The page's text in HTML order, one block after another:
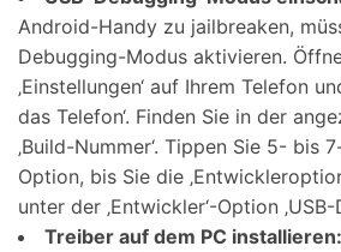
Android-Handy zu jailbreaken,
Debugging-Modus aktivieren.
‚Einstellungen‘ auf Ihrem Telefon
das Telefon‘. Finden Sie in der
‚Build-Nummer‘. Tippen Sie 5- bis
Option, bis Sie die
unter der ‚Entwickler‘-Option
Treiber auf dem PC installieren: